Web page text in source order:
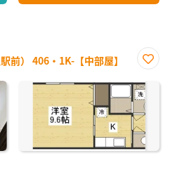
前） 406・1K-【中部屋】
に入
り登
録